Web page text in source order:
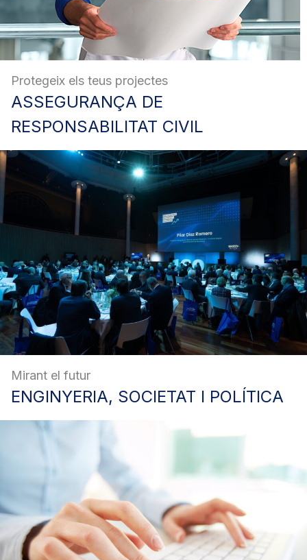
Protegeix els teus projectes
ASSEGURANÇA DE
RESPONSABILITAT CIVIL
Mirant el futur
ENGINYERIA, SOCIETAT I POLÍTICA